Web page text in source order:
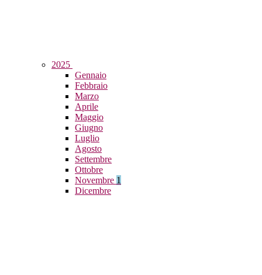
2025
Gennaio
Febbraio
Marzo
Aprile
Maggio
Giugno
Luglio
Agosto
Settembre
Ottobre
Novembre 1
Dicembre